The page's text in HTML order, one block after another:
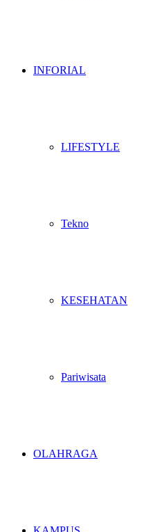
INFORIAL
LIFESTYLE
Tekno
KESEHATAN
Pariwisata
OLAHRAGA